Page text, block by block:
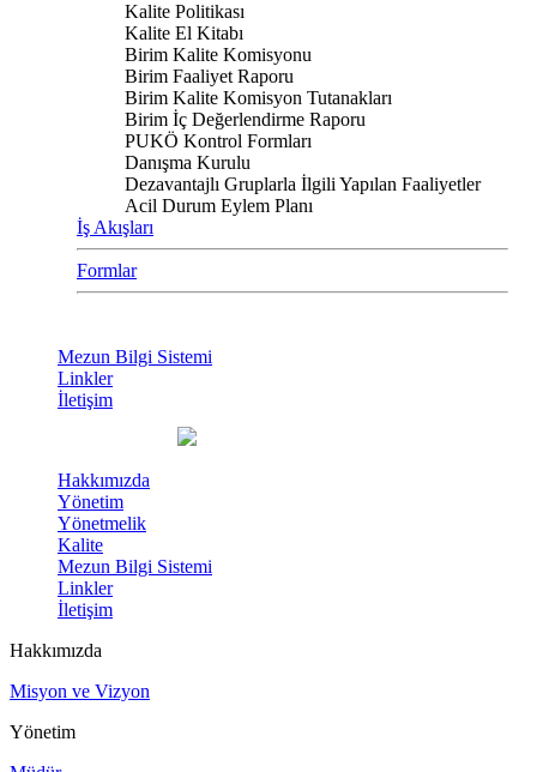
Kalite Politikası
Kalite El Kitabı
Birim Kalite Komisyonu
Birim Faaliyet Raporu
Birim Kalite Komisyon Tutanakları
Birim İç Değerlendirme Raporu
PUKÖ Kontrol Formları
Danışma Kurulu
Dezavantajlı Gruplarla İlgili Yapılan Faaliyetler
Acil Durum Eylem Planı
İş Akışları
Formlar
Mezun Bilgi Sistemi
Linkler
İletişim
Hakkımızda
Yönetim
Yönetmelik
Kalite
Mezun Bilgi Sistemi
Linkler
İletişim
Hakkımızda
Misyon ve Vizyon
Yönetim